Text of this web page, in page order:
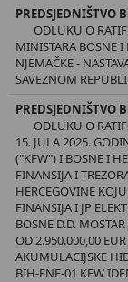
PREDSJEDNIŠTVO
ODLUKU O
MINISTARA BOSNE I
NJEMAČKE -
SAVEZNOM
PREDSJEDNIŠTVO
ODLUKU O
15. JULA 2025.
("KFW") I BOSNE I
FINANSIJA I
HERCEGOVINE
FINANSIJA I JP
BOSNE D.D.
OD 2.950.000,00
AKUMULACIJSKE
BIH-ENE-01 KFW